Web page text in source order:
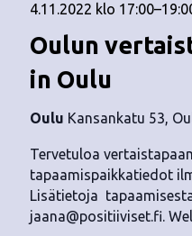
Oulun
in Oulu
4.11.2022 klo 17:00–
Oulu Kansankatu 53,
Tervetuloa
tapaamispaikkatiedot
Lisätietoja
jaana@positiiviset.fi.